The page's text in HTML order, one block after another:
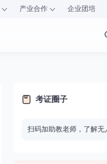
产业合作 企业团培
考证圈子